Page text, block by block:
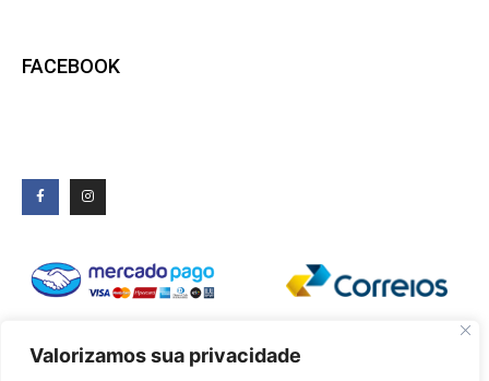
Valorizamos sua privacidade
FACEBOOK